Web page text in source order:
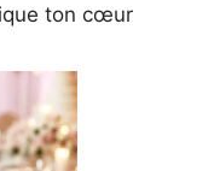
ton cœur